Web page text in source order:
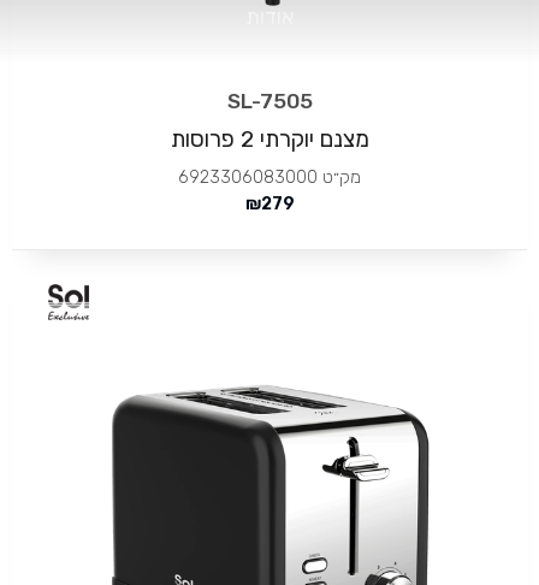
SL-7505
מצנם יוקרתי 2 פרוסות
מק״ט 6923306083000
279
₪